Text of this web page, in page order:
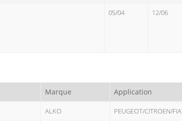
05/04 12/06
Marque Application
ALKO PEUGEOT/CITROEN/